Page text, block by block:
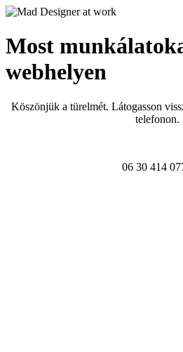
Most
webhelyen
Köszönjük a türelmét. Látogasson
telefonon.
06 30 414